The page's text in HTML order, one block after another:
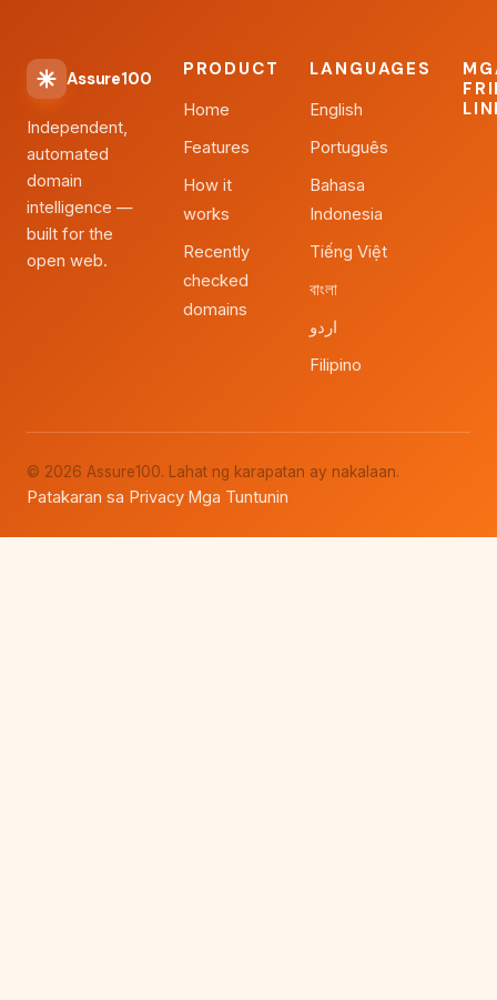
Assure100
Independent,
automated
domain
intelligence —
built for the
open web.
PRODUCT
Home
Features
How it
works
Recently
checked
domains
LANGUAGES
English
Português
Bahasa
Indonesia
Tiếng Việt
বাংলা
اردو
Filipino
© 2026 Assure100. Lahat ng karapatan ay nakalaan.
Patakaran sa Privacy·Mga Tuntunin